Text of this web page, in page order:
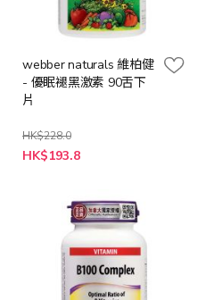
webber naturals 維柏健
- 優眠褪黑激素 90舌下
片
HK$228.0
特
殊
HK$193.8